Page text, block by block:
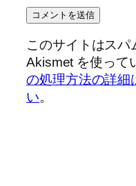
このサイトはスパ
Akismet を使って
の処理方法の詳細
い。